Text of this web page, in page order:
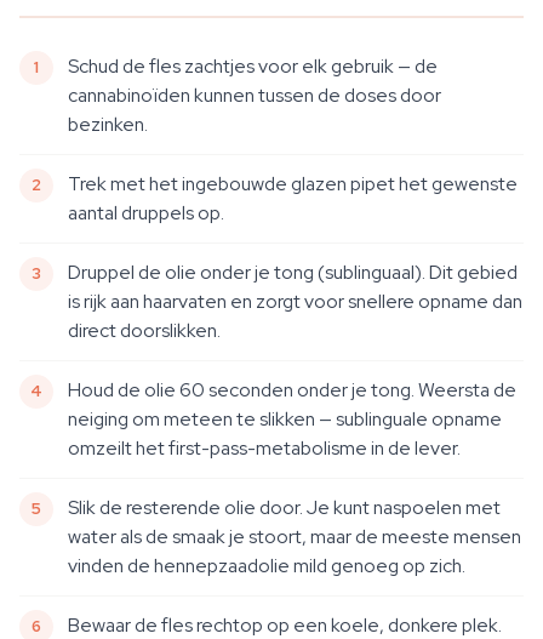
Schud de fles zachtjes voor elk gebruik — de
cannabinoïden kunnen tussen de doses door
bezinken.
Trek met het ingebouwde glazen pipet het gewenste
aantal druppels op.
Druppel de olie onder je tong (sublinguaal). Dit gebied
is rijk aan haarvaten en zorgt voor snellere opname dan
direct doorslikken.
Houd de olie 60 seconden onder je tong. Weersta de
neiging om meteen te slikken — sublinguale opname
omzeilt het first-pass-metabolisme in de lever.
Slik de resterende olie door. Je kunt naspoelen met
water als de smaak je stoort, maar de meeste mensen
vinden de hennepzaadolie mild genoeg op zich.
Bewaar de fles rechtop op een koele, donkere plek.